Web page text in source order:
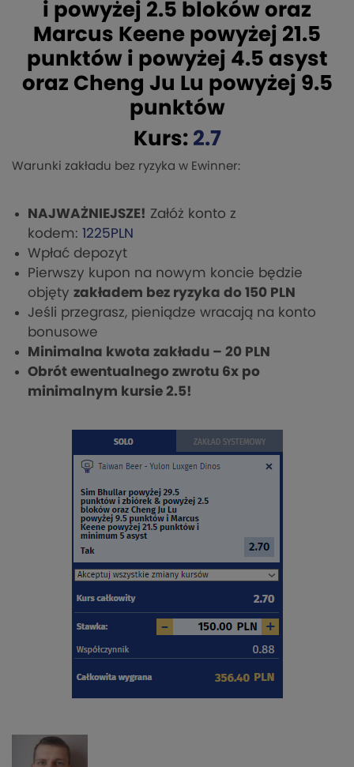
i powyżej 2.5 bloków oraz
Marcus Keene powyżej 21.5
punktów i powyżej 4.5 asyst
oraz Cheng Ju Lu powyżej 9.5
punktów
Kurs: 2.7
Warunki zakładu bez ryzyka w Ewinner:
NAJWAŻNIEJSZE! Załóż konto z
kodem: 1225PLN
Wpłać depozyt
Pierwszy kupon na nowym koncie będzie
objęty zakładem bez ryzyka do 150 PLN
Jeśli przegrasz, pieniądze wracają na konto
bonusowe
Minimalna kwota zakładu – 20 PLN
Obrót ewentualnego zwrotu 6x po
minimalnym kursie 2.5!